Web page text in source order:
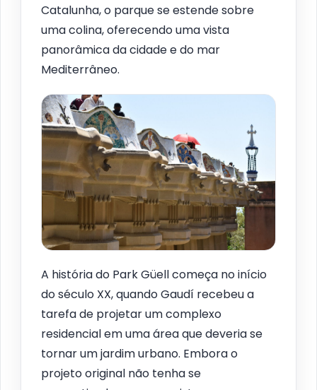
Catalunha, o parque se estende sobre
uma colina, oferecendo uma vista
panorâmica da cidade e do mar
Mediterrâneo.
A história do Park Güell começa no início
do século XX, quando Gaudí recebeu a
tarefa de projetar um complexo
residencial em uma área que deveria se
tornar um jardim urbano. Embora o
projeto original não tenha se